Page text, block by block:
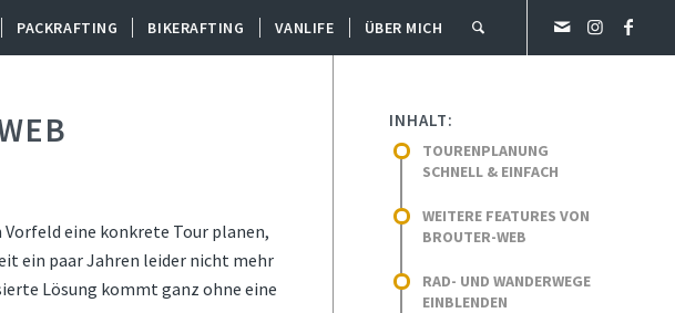
PACKRAFTING BIKERAFTING VANLIFE ÜBER MICH
eine konkrete Tour planen,
ein paar Jahren leider nicht mehr
Lösung kommt ganz ohne eine
INHALT:
TOURENPLANUNG
SCHNELL & EINFACH
WEITERE FEATURES VON
BROUTER-WEB
RAD- UND WANDERWEGE
EINBLENDEN